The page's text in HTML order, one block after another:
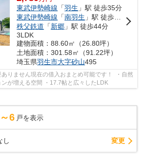
東武伊勢崎線 「羽生 」駅 徒歩35分
東武伊勢崎線 「南羽生 」駅 徒歩36分
秩父鉄道 「新郷 」駅 徒歩44分
3LDK
建物面積：88.60㎡（26.80坪）
土地面積：301.58㎡（91.22坪）
埼玉県羽生市大字砂山495
ありません現在の借入おまとめ可能です！ ・自然
ンが増える空間 ・17.7帖と広々したLDK
6 戸を表示
し 変更